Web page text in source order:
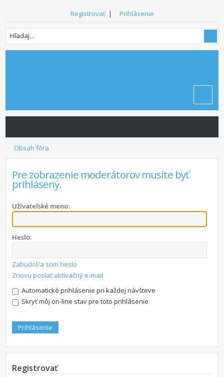
Registrovať| Prihlásenie
Obsah fóra
Pre zobrazenie moderátorov musíte byť
prihlásený.
Užívateľské meno:
Heslo:
Zabudol/a som heslo
Znovu poslať aktivačný e-mail
Automatické prihlásenie pri každej návšteve
Skryť môj on-line stav pre toto prihlásenie
Registrovať